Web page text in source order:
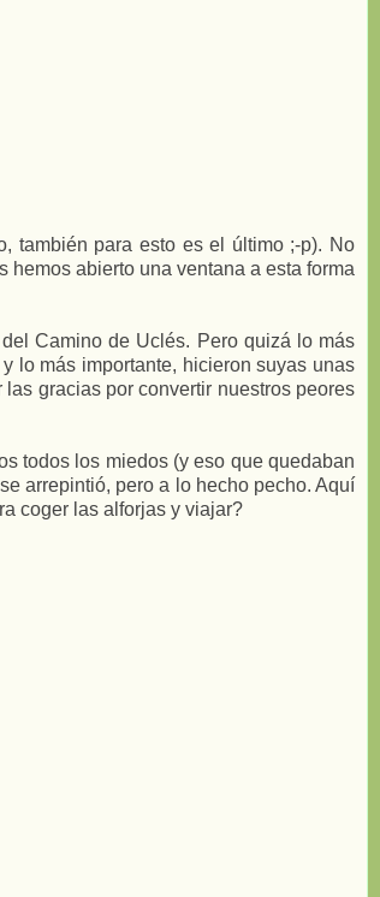
también para esto es el último ;-p). No
abierto una ventana a esta forma
Camino de Uclés. Pero quizá lo más
lo más importante, hicieron suyas unas
gracias por convertir nuestros peores
todos los miedos (y eso que quedaban
arrepintió, pero a lo hecho pecho. Aquí
coger las alforjas y viajar?